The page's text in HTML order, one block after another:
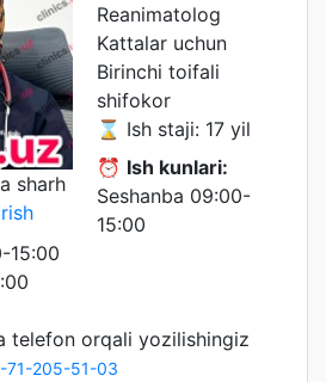
sharh
Reanimatolog
Kattalar uchun
Birinchi toifali
shifokor
⌛ Ish staji: 17 yil
⏰ Ish kunlari:
Seshanba 09:00-
15:00
15:00
telefon orqali yozilishingiz
71-205-51-03